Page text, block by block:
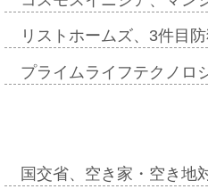
リストホームズ、3件目
プライムライフテクノロ
国交省、空き家・空き